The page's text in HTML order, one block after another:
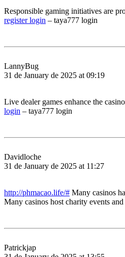
Responsible gaming initiatives are
register login – taya777 login
LannyBug
31 de January de 2025 at 09:19
Live dealer games enhance the
login – taya777 login
Davidloche
31 de January de 2025 at 11:27
http://phmacao.life/# Many casinos
Many casinos host charity events
Patrickjap